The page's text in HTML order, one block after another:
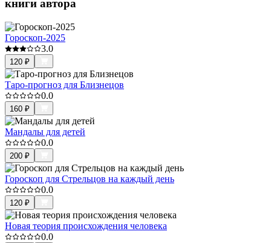
книги автора
Гороскоп-2025
3.0
120 ₽
Таро-прогноз для Близнецов
0.0
160 ₽
Мандалы для детей
0.0
200 ₽
Гороскоп для Стрельцов на каждый день
0.0
120 ₽
Новая теория происхождения человека
0.0